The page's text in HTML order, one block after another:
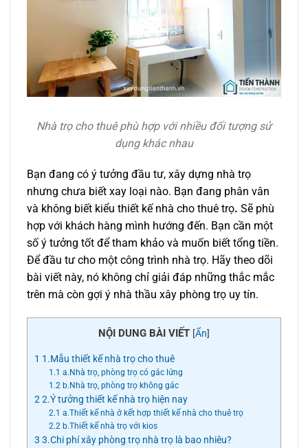
Nhà trọ cho thuê phù hợp với nhiều đối tượng sử
dụng khác nhau
Bạn đang có ý tưởng đầu tư, xây dựng nhà trọ
nhưng chưa biết xay loại nào. Bạn đang phân vân
và không biết kiểu thiết kế nhà cho thuê trọ. Sẽ phù
hợp với khách hàng mình hướng đến. Bạn cần một
số ý tưởng tốt để tham khảo và muốn biết tổng tiền.
Để đầu tư cho một công trình nhà trọ. Hãy theo dõi
bài viết này, nó không chỉ giải đáp những thắc mắc
trên mà còn gợi ý nhà thầu xây phòng trọ uy tín.
NỘI DUNG BÀI VIẾT [Ẩn]
1 1.Mẫu thiết kế nhà trọ cho thuê
1.1 a.Nhà trọ, phòng trọ có gác lửng
1.2b.Nhà trọ, phòng trọ không gác
22.Ý tưởng thiết kế nhà trọ hiện nay
2.1 a.Thiết kế nhà ở kết hợp thiết kế nhà cho thuê trọ
2.2b.Thiết kế nhà trọ với kios
3 3.Chi phí xây phòng trọ nhà trọ là bao nhiêu?